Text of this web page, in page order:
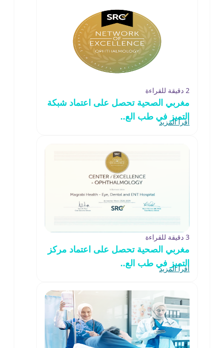
2 دقيقة للقراءة
مغربي الصحية تحصل على اعتماد شبكة
التميز في طب الع..
اقرأ المزيد
3 دقيقة للقراءة
مغربي الصحية تحصل على اعتماد مركز
التميز في طب الع..
اقرأ المزيد